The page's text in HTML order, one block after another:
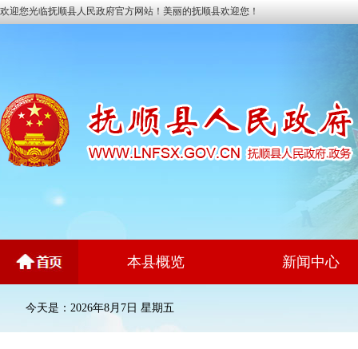
欢迎您光临抚顺县人民政府官方网站！美丽的抚顺县欢迎您！
本县概览 新闻中心
今天是：2026年8月7日 星期五